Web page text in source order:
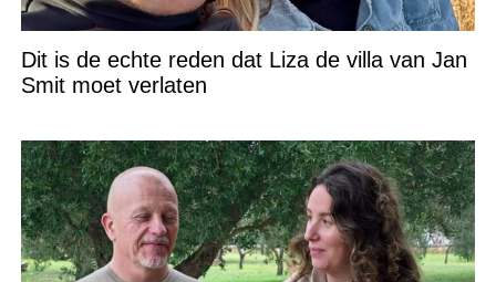
Dit is de echte reden dat Liza de villa van Jan
Smit moet verlaten